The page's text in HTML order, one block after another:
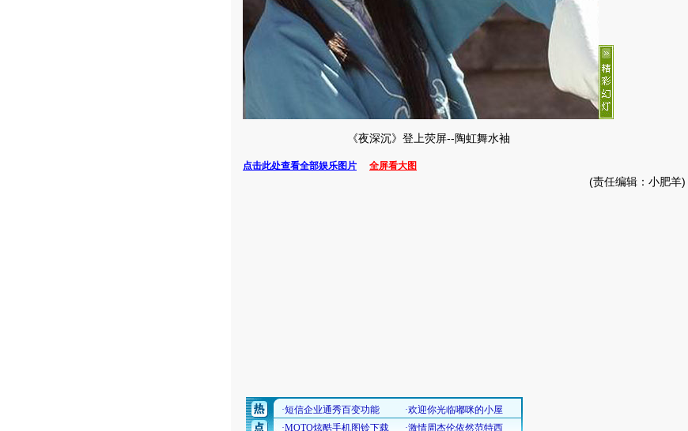
《夜深沉》登上荧屏--陶虹舞水袖
点击此处查看全部娱乐图片 全屏看大图
(责任编辑：小肥羊)